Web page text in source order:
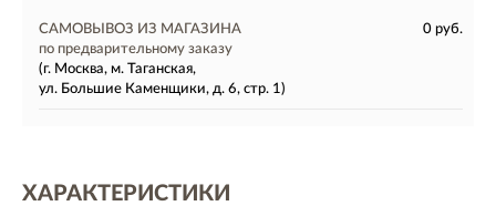
САМОВЫВОЗ ИЗ МАГАЗИНА
0 руб.
по предварительному заказу
(г. Москва, м. Таганская,
ул. Большие Каменщики, д. 6, стр. 1)
ХАРАКТЕРИСТИКИ